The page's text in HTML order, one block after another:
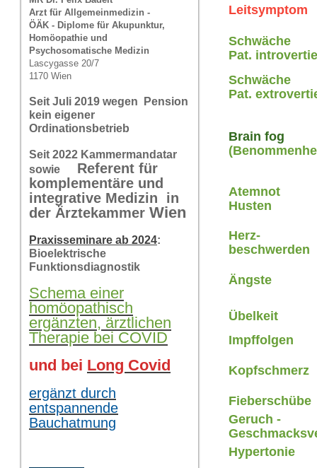
Arzt für Allgemeinmedizin -
ÖÄK - Diplome für Akupunktur,
Homöopathie und
Psychosomatische Medizin
Lascygasse 20/7
1170 Wien
Seit Juli 2019 wegen Pension
kein eigener
Ordinationsbetrieb
Seit 2022 Kammermandatar
sowie
Referent für
komplementäre und
integrative Medizin in
der Ärztekammer Wien
Praxisseminare ab 2024:
Bioelektrische
Funktionsdiagnostik
Schema einer
homöopathisch
ergänzten, ärztlichen
Therapie bei COVID
und bei Long Covid
ergänzt durch
entspannende
Bauchatmung
Leitsymptom
Schwäche
Pat.
Schwäche
Pat.
Brain fog
Atemnot
Husten
Herz-
beschwerden
Ängste
Übelkeit
Impffolgen
Kopfschmerz
Fieberschübe
Geruch -
Hypertonie